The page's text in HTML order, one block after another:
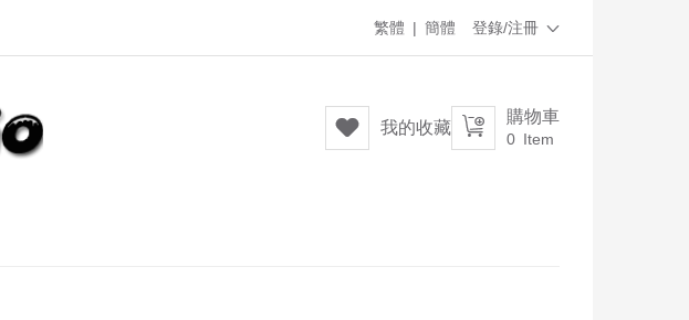
登錄/注冊 
繁體 | 簡體
 購物車
0 Item
 我的收藏